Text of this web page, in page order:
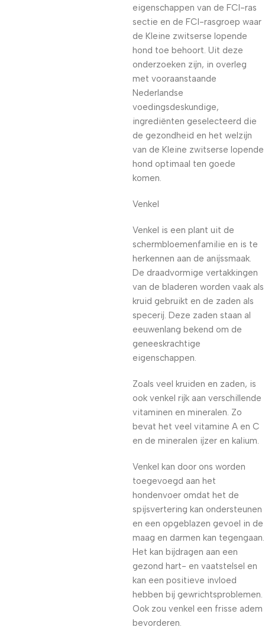
eigenschappen van de FCI-ras
sectie en de FCI-rasgroep waar
de Kleine zwitserse lopende
hond toe behoort. Uit deze
onderzoeken zijn, in overleg
met vooraanstaande
Nederlandse
voedingsdeskundige,
ingrediënten geselecteerd die
de gezondheid en het welzijn
van de Kleine zwitserse lopende
hond optimaal ten goede
komen.
Venkel
Venkel is een plant uit de
schermbloemenfamilie en is te
herkennen aan de anijssmaak.
De draadvormige vertakkingen
van de bladeren worden vaak als
kruid gebruikt en de zaden als
specerij. Deze zaden staan al
eeuwenlang bekend om de
geneeskrachtige
eigenschappen.
Zoals veel kruiden en zaden, is
ook venkel rijk aan verschillende
vitaminen en mineralen. Zo
bevat het veel vitamine A en C
en de mineralen ijzer en kalium.
Venkel kan door ons worden
toegevoegd aan het
hondenvoer omdat het de
spijsvertering kan ondersteunen
en een opgeblazen gevoel in de
maag en darmen kan tegengaan.
Het kan bijdragen aan een
gezond hart- en vaatstelsel en
kan een positieve invloed
hebben bij gewrichtsproblemen.
Ook zou venkel een frisse adem
bevorderen.